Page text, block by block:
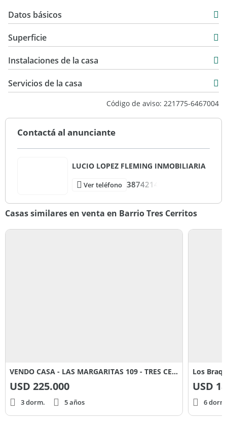
Datos básicos
Venta
USD 210.000
Superficie
63 m2
212 m2
Instalaciones de la casa
Servicios de la casa
Código de aviso: 221775-6467004
Contactá al anunciante
LUCIO LOPEZ FLEMING INMOBILIARIA
Ver teléfono 3874214
Casas similares en venta en Barrio Tres Cerritos
VENDO CASA - LAS MARGARITAS 109 - TRES CERRITOS- SALTA CAPITAL
USD 225.000
3 dorm. 5 años
Los
USD
6